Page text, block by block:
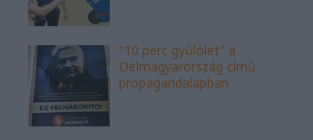
"10 perc gyűlölet" a
Délmagyarország című
propagandalapban